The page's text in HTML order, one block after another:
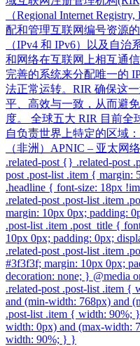
（Regional Internet
配和管理互联网编号资源
（IPv4 和 IPv6）以及自
和网络在互联网上相互通
完善的系统来分配唯一的
法正常运转。RIR 确保这
平、高效与一致，从而避
度。 全球五大 RIR 目前全
自负责世界上特定的区域
（非洲）APNIC – 亚太网
.related-post {} .related-post
post .post-list .item { margin:
.headline { font-size: 18px
.related-post .post-list .item
margin: 10px 0px; padding:
.post-list .item .post_title {
10px 0px; padding: 0px;
.related-post .post-list .item
#3f3f3f; margin: 10px 0px;
decoration: none; } @media
.related-post .post-list .item {
and (min-width: 768px) and
.post-list .item { width: 90%;
width: 0px) and (max-width:
width: 90%; } }